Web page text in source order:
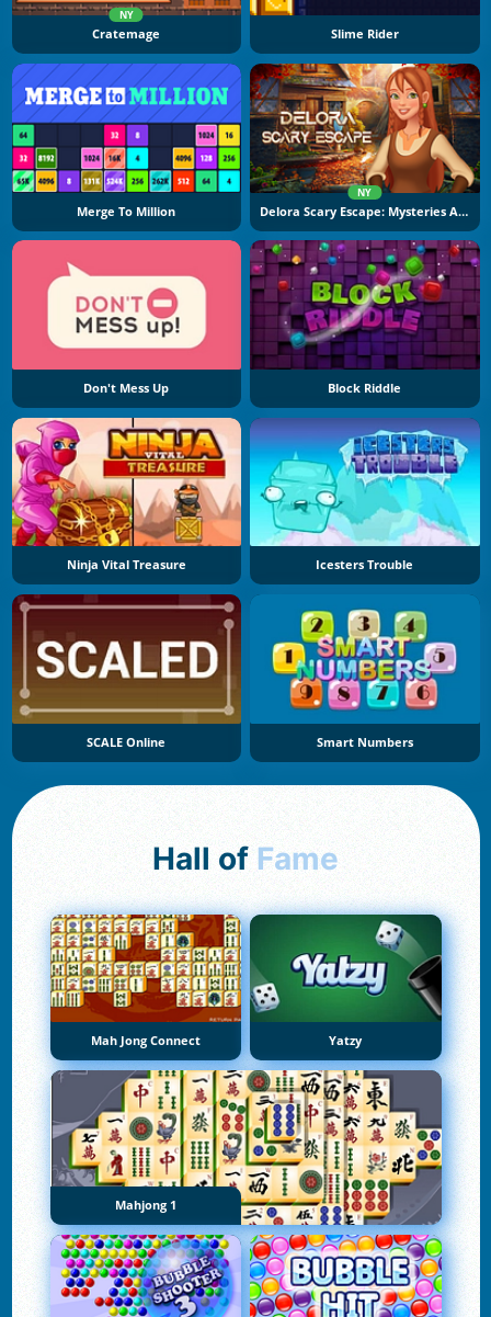
NY
Cratemage Slime Rider
Merge To Million
NY
Delora Scary Escape: Mysteries Adventure
Don't Mess Up Block Riddle
Ninja Vital Treasure Icesters Trouble
SCALE Online Smart Numbers
Hall of Fame
Mah Jong Connect Yatzy
Mahjong 1